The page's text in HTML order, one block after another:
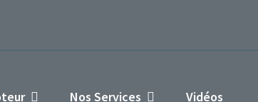
Nos Services Vidéos